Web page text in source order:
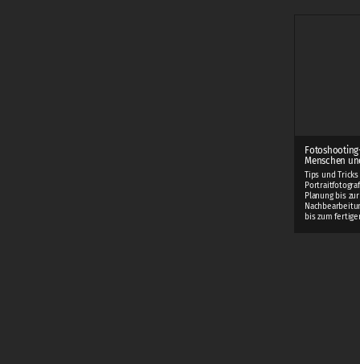
Menschen
Tips und
Planung bis zur
bis zum